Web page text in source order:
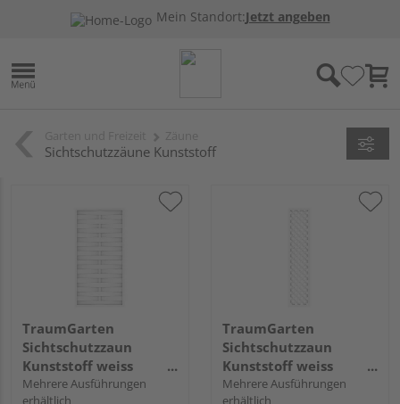
Mein Standort:Jetzt angeben
Sichtschutzzäune Kunststoff
TraumGarten
Sichtschutzzaun
Kunststoff weiss
"LONGLIFE ROMO"
Mehrere Ausführungen
erhältlich
TraumGarten
Sichtschutzzaun
Kunststoff weiss
"LONGLIFE"
Mehrere Ausführungen
erhältlich